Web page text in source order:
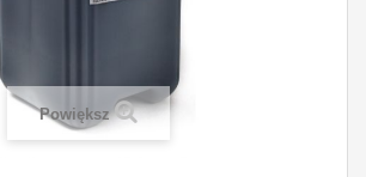
Powiększ